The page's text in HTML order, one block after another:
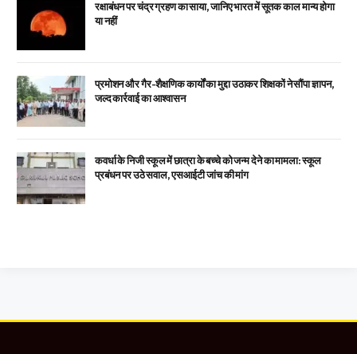
रक्षाबंधन पर चंद्र ग्रहण का साया, जानिए भारत में सूतक काल मान्य होगा
या नहीं
प्रमोशन और गैर-शैक्षणिक कार्यों का मुद्दा उठाकर शिक्षकों ने सौंपा ज्ञापन,
जल्द कार्रवाई का आश्वासन
कवर्धा के निजी स्कूल में छात्रा के बच्चे को जन्म देने का मामला: स्कूल
प्रबंधन पर उठे सवाल, एसआईटी जांच की मांग